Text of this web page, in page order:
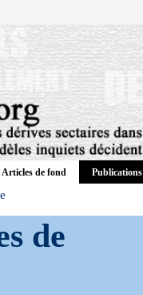
Articles de fond Publications
de